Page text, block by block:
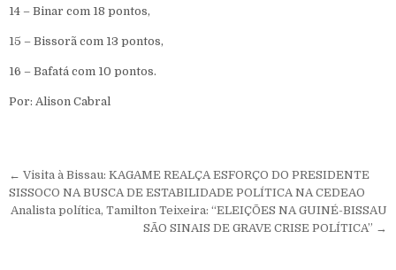
14 – Binar com 18 pontos,
15 – Bissorã com 13 pontos,
16 – Bafatá com 10 pontos.
Por: Alison Cabral
Navegação de Post
← Visita à Bissau: KAGAME REALÇA ESFORÇO DO PRESIDENTE
SISSOCO NA BUSCA DE ESTABILIDADE POLÍTICA NA CEDEAO
Analista política, Tamilton Teixeira: “ELEIÇÕES NA GUINÉ-BISSAU
SÃO SINAIS DE GRAVE CRISE POLÍTICA” →